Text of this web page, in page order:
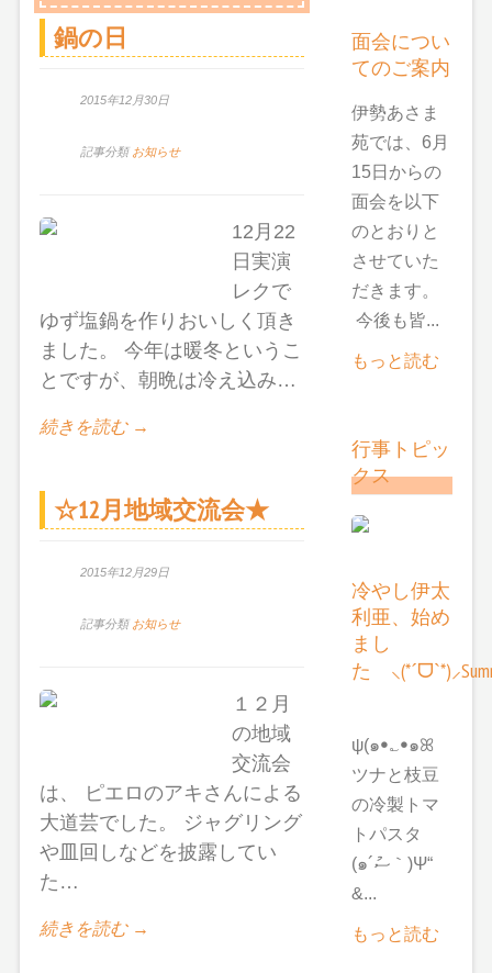
鍋の日
2015年12月30日
記事分類 お知らせ
12月22
日実演
レクで
ゆず塩鍋を作りおいしく頂き
ました。 今年は暖冬というこ
とですが、朝晩は冷え込み…
続きを読む →
☆12月地域交流会★
2015年12月29日
記事分類 お知らせ
１２月
の地域
交流会
は、 ピエロのアキさんによる
大道芸でした。 ジャグリング
や皿回しなどを披露してい
た…
続きを読む →
面会につい
てのご案内
伊勢あさま
苑では、6月
15日からの
面会を以下
のとおりと
させていた
だきます。
今後も皆...
もっと読む
行事トピッ
クス
冷やし伊太
利亜、始め
まし
た
ψ(๑ꔷ؎ꔷ๑ꕤ
ツナと枝豆
の冷製トマ
トパスタ
(๑´ސު｀)Ψ“
&...
もっと読む